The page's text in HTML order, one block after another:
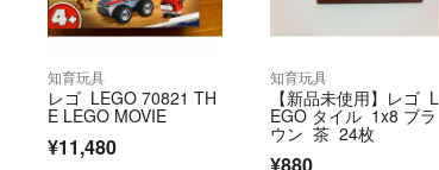
知育玩具
レゴ LEGO 70821 TH
E LEGO MOVIE
¥11,480
知育玩具
【新品未使用】レゴ L
EGO タイル 1x8 ブラ
ウン 茶 24枚